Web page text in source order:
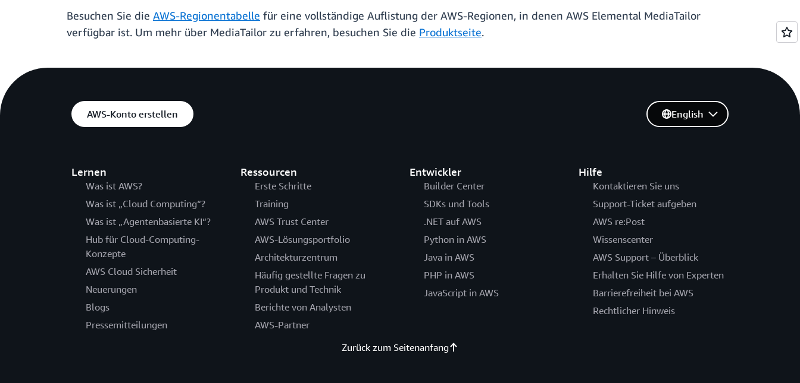
Besuchen Sie die AWS-Regionentabelle für eine vollständige Auflistung der AWS-Regionen, in denen AWS Elemental MediaTailor
verfügbar ist. Um mehr über MediaTailor zu erfahren, besuchen Sie die Produktseite.
AWS-Konto erstellen
Lernen
Was ist AWS?
Was ist „Cloud Computing“?
Was ist „Agentenbasierte KI“?
Hub für Cloud-Computing-
Konzepte
AWS Cloud Sicherheit
Neuerungen
Blogs
Pressemitteilungen
Ressourcen
Erste Schritte
Training
AWS Trust Center
AWS-Lösungsportfolio
Architekturzentrum
Häufig gestellte Fragen zu
Produkt und Technik
Berichte von Analysten
AWS-Partner
Entwickler
Builder Center
SDKs und Tools
.NET auf AWS
Python in AWS
Java in AWS
PHP in AWS
JavaScript in AWS
Hilfe
Kontaktieren Sie uns
Support-Ticket aufgeben
AWS re:Post
Wissenscenter
AWS Support – Überblick
Erhalten Sie Hilfe von Experten
Barrierefreiheit bei AWS
Rechtlicher Hinweis
English
Zurück zum Seitenanfang